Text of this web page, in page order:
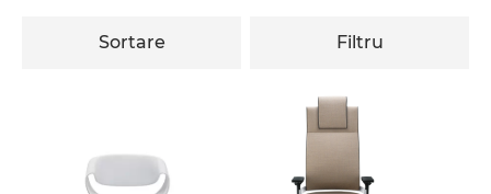
Sortare Filtru